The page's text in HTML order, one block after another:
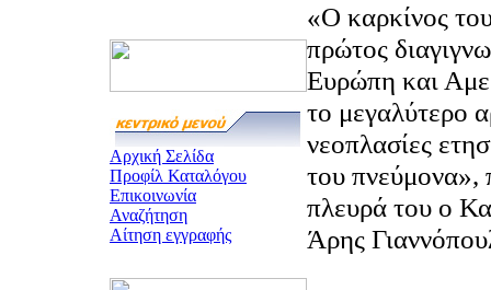
Αρχική Σελίδα
Προφίλ Καταλόγου
Επικοινωνία
Αναζήτηση
Αίτηση εγγραφής
«Ο καρκίνος
πρώτος
Ευρώπη και
το μεγαλύτερο
νεοπλασίες
του πνεύμονα»,
πλευρά του ο
Άρης